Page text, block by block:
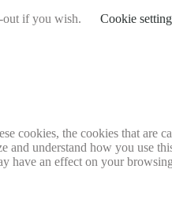
out if you wish.
Cookie
the cookies that are
understand how you use
have an effect on your